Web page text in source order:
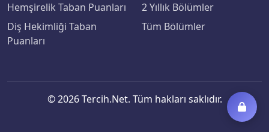
TOBB Ekonomi ve Teknoloji Üniversitesi
Toros Üniversitesi
Hemşirelik Taban Puanları
Diş Hekimliği Taban
Puanları
2 Yıllık Bölümler
Tüm Bölümler
© 2026 Tercih.Net. Tüm hakları saklıdır.